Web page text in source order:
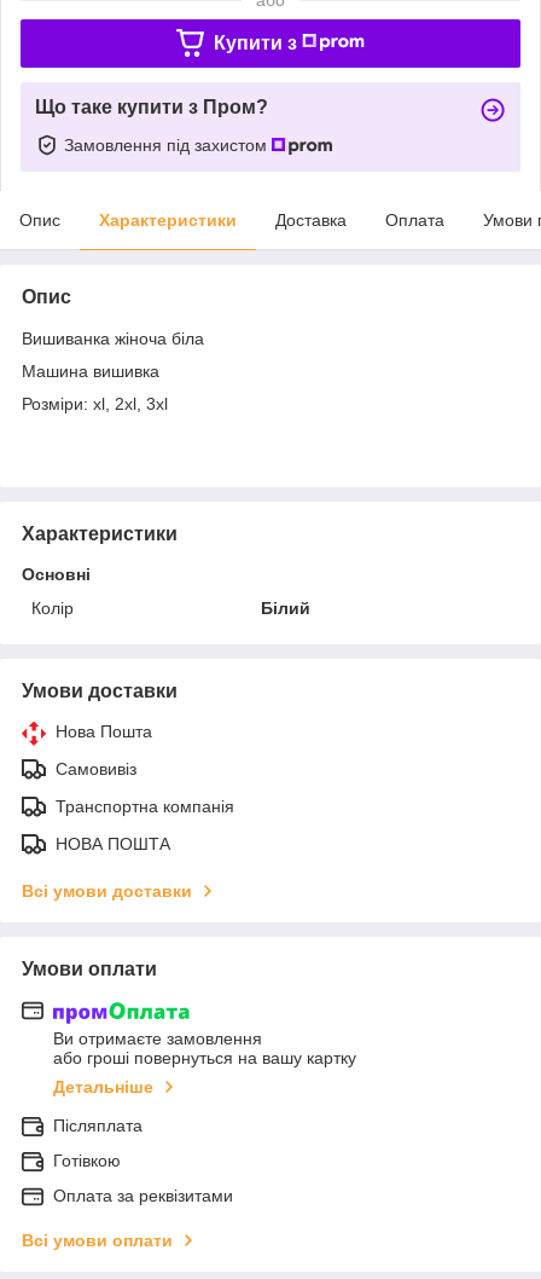
Купити з
Що таке купити з Пром?
Замовлення під захистом
Опис Характеристики Доставка Оплата Умови
Опис
Вишиванка жіноча біла
Машина вишивка
Розміри: xl, 2xl, 3xl
Характеристики
Основні
Колір
Білий
Умови доставки
Нова Пошта
Самовивіз
Транспортна компанія
НОВА ПОШТА
Всі умови доставки
Умови оплати
Ви отримаєте замовлення
або гроші повернуться на вашу картку
Детальніше
Післяплата
Готівкою
Оплата за реквізитами
Всі умови оплати